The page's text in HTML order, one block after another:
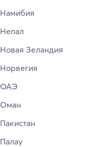
Намибия
Непал
Новая Зеландия
Норвегия
ОАЭ
Оман
Пакистан
Палау